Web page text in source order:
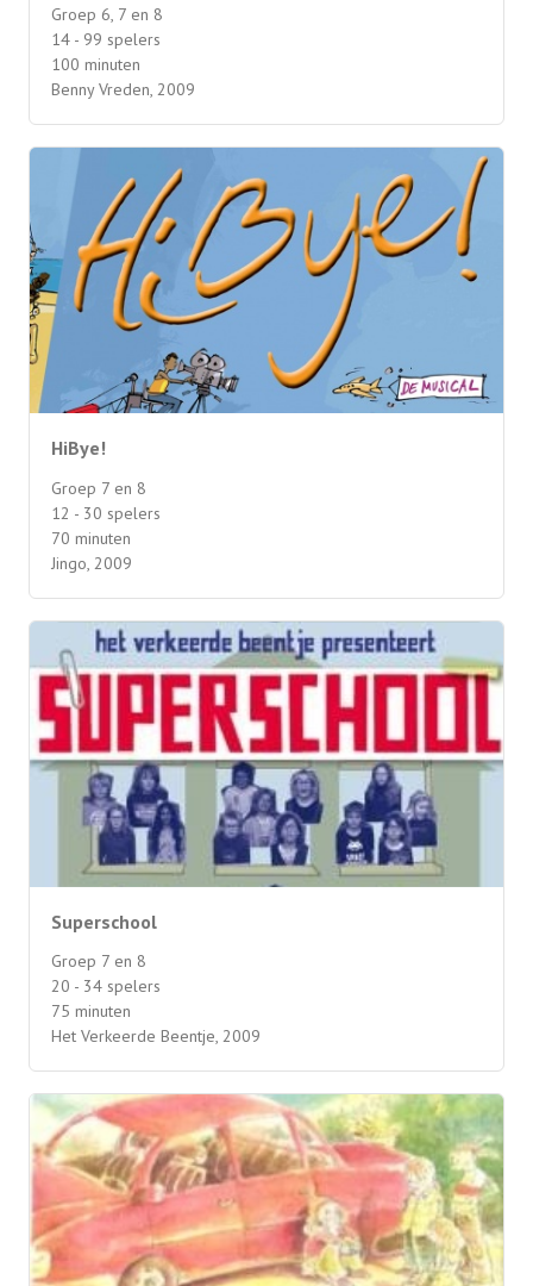
Groep 6, 7 en 8
14 - 99 spelers
100 minuten
Benny Vreden, 2009
HiBye!
Groep 7 en 8
12 - 30 spelers
70 minuten
Jingo, 2009
Superschool
Groep 7 en 8
20 - 34 spelers
75 minuten
Het Verkeerde Beentje, 2009